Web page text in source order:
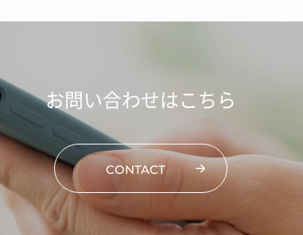
お問い合わせはこちら
CONTACT